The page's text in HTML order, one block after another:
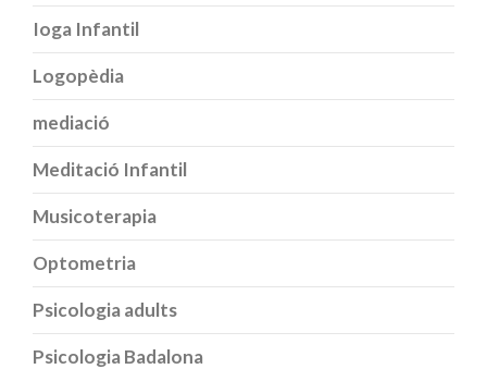
Ioga Infantil
Logopèdia
mediació
Meditació Infantil
Musicoterapia
Optometria
Psicologia adults
Psicologia Badalona